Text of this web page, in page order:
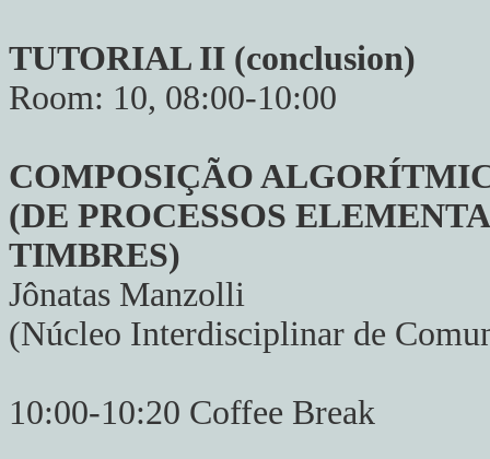
TUTORIAL II (conclusion)
Room: 10, 08:00-10:00
COMPOSIÇÃO
(DE PROCESSOS
TIMBRES)
Jônatas Manzolli
(Núcleo Interdisciplinar de
10:00-10:20 Coffee Break